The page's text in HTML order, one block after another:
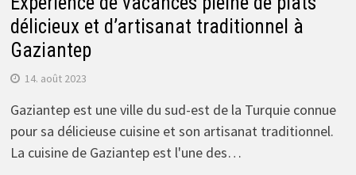
délicieux et d’artisanat traditionnel à
Gaziantep
14. août 2023
Gaziantep est une ville du sud-est de la Turquie connue
pour sa délicieuse cuisine et son artisanat traditionnel.
La cuisine de Gaziantep est l'une des…